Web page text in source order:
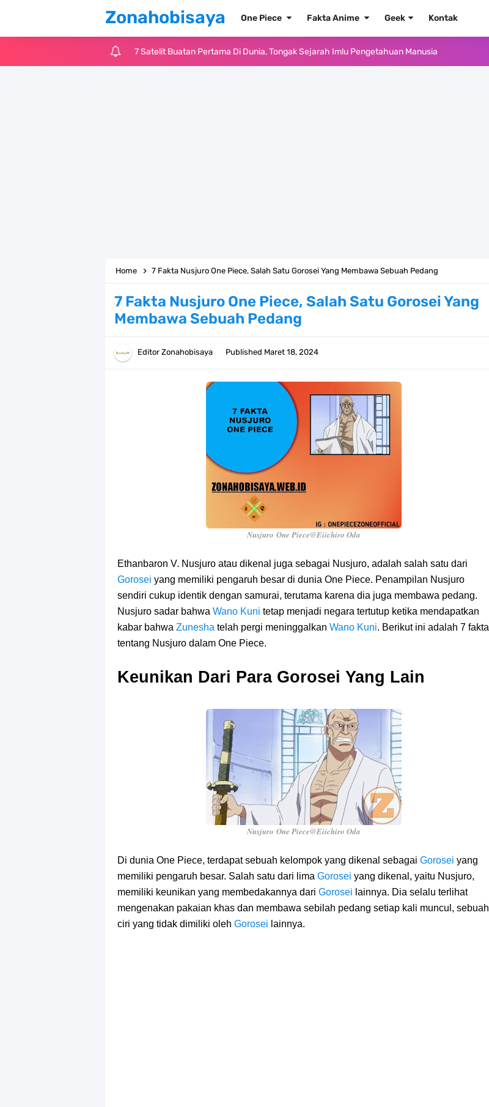
Zonahobisaya One Piece Fakta Anime Geek Kontak
7 Satelit Buatan Pertama Di Dunia, Tongak Sejarah Imlu Pengetahuan Manusia
7 Fakta Ivankov One Piece, Orang Yang Mampu Menipu Sensor Wanita Milik Sanji
Cara Membuat Linktree Instagram, Sangat Mudah Untuk Kamu Lakukan Sendiri
7 Fakta Gaban One Piece, Orang Yang Telah Memberikan Kunci Borgol Milik Loki
Profil Slamet Rahardjo, Aktor Dengan Peran Penting Dalam Perfilman Indonesia
Resep Roti Panggang, Sangat Mudah Untuk Menjadi Cemilan Bersama Keluarga
Arti Bendera Seychelles, Negara Kepulauan Yang Terletak Di Samudra Hindia
7 Fakta Queen One Piece, All Star Yang Jadi Penanggung Jawab Penjara Udon
7 Fakta Brook One Piece, Mantan Kapten Yang Poster Bountynya Poster Konser
7 Kapal Pesiar Terberat Di Dunia, Simbol Ambisi Industri Pariwisata Laut
7 Fakta Big Mom One Piece, Yonko Yang Punya Bounty Yang Tinggi Sejak Muda
7 Fakta Yamato One Piece, Anak Kaido Yang Sangat Kagum Pada Kozuki Oden
Home 7 Fakta Nusjuro One Piece, Salah Satu Gorosei Yang Membawa Sebuah Pedang
7 Fakta Nusjuro One Piece, Salah Satu Gorosei Yang
Membawa Sebuah Pedang
Editor Zonahobisaya Published Maret 18, 2024
Nusjuro One Piece@Eiichiro Oda
Ethanbaron V. Nusjuro atau dikenal juga sebagai Nusjuro, adalah salah satu dari
Gorosei yang memiliki pengaruh besar di dunia One Piece. Penampilan Nusjuro
sendiri cukup identik dengan samurai, terutama karena dia juga membawa pedang.
Nusjuro sadar bahwa Wano Kuni tetap menjadi negara tertutup ketika mendapatkan
kabar bahwa Zunesha telah pergi meninggalkan Wano Kuni. Berikut ini adalah 7 fakta
tentang Nusjuro dalam One Piece.
Keunikan Dari Para Gorosei Yang Lain
Nusjuro One Piece@Eiichiro Oda
Di dunia One Piece, terdapat sebuah kelompok yang dikenal sebagai Gorosei yang
memiliki pengaruh besar. Salah satu dari lima Gorosei yang dikenal, yaitu Nusjuro,
memiliki keunikan yang membedakannya dari Gorosei lainnya. Dia selalu terlihat
mengenakan pakaian khas dan membawa sebilah pedang setiap kali muncul, sebuah
ciri yang tidak dimiliki oleh Gorosei lainnya.